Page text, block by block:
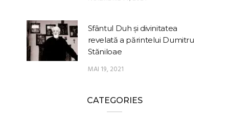
Sfântul Duh și divinitatea
revelată a părintelui Dumitru
Stăniloae
MAI 19, 2021
CATEGORIES